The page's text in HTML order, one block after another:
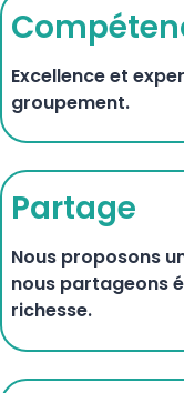
Excellence et
groupement.
Partage
Nous proposons
nous partageons
richesse.